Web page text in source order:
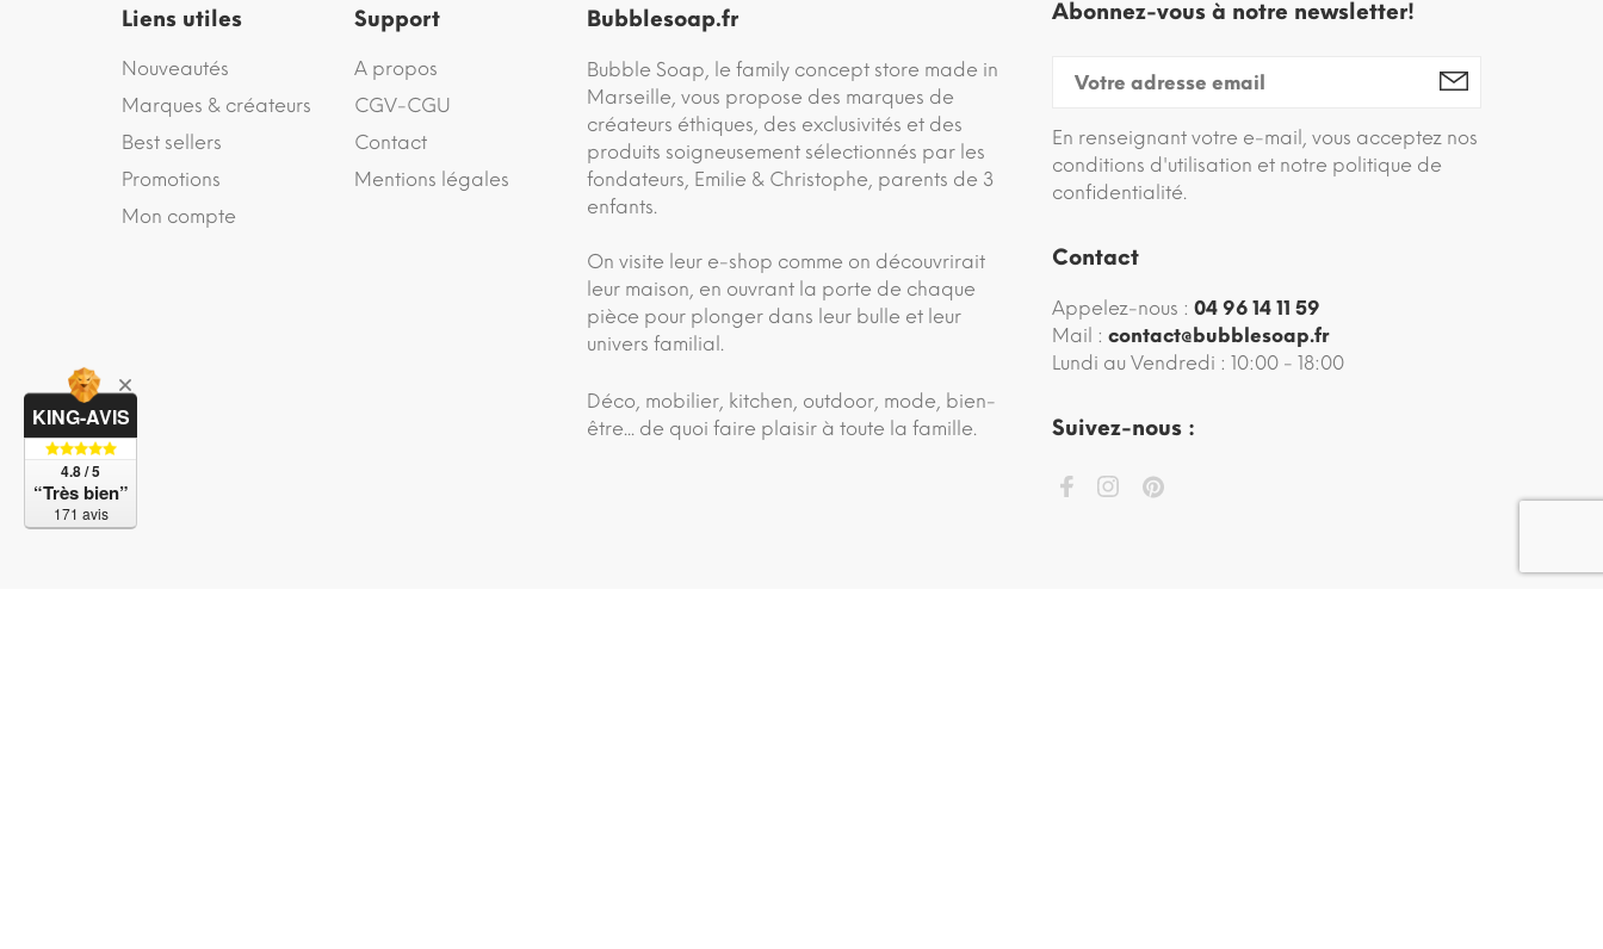
Liens utiles
Nouveautés
Marques & créateurs
Best sellers
Promotions
Mon compte
Support
A propos
CGV-CGU
Contact
Mentions légales
Bubblesoap.fr
Bubble Soap, le family concept store made in
Marseille, vous propose des marques de
créateurs éthiques, des exclusivités et des
produits soigneusement sélectionnés par les
fondateurs, Emilie & Christophe, parents de 3
enfants.
On visite leur e-shop comme on découvrirait
leur maison, en ouvrant la porte de chaque
pièce pour plonger dans leur bulle et leur
univers familial.
Déco, mobilier, kitchen, outdoor, mode, bien-
être... de quoi faire plaisir à toute la famille.
Abonnez-vous à notre newsletter!
En renseignant votre e-mail, vous acceptez nos
conditions d'utilisation et notre politique de
confidentialité.
Contact
Appelez-nous : 04 96 14 11 59
Mail : contact@bubblesoap.fr
Lundi au Vendredi : 10:00 - 18:00
Suivez-nous :
KING-AVIS
4.8 / 5
“Très bien”
171 avis